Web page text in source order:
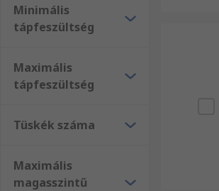
Minimális
tápfeszültség
Maximális
tápfeszültség
Tüskék száma
Maximális
magasszintű